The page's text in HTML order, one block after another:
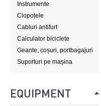
Instrumente
Clopoțele
Cabluri antifurt
Calculator biciclete
Geante, coșuri, portbagajuri
Suporturi pe mașina
EQUIPMENT